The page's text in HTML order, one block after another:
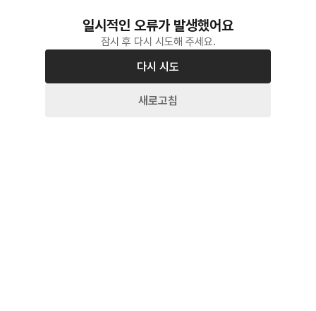
일시적인 오류가 발생했어요
잠시 후 다시 시도해 주세요.
다시 시도
새로고침